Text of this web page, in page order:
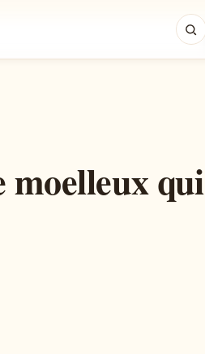
moelleux qui